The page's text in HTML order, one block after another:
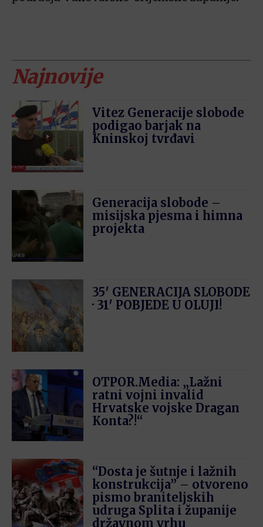
Najnovije
Vitez Generacije slobode
podigao barjak na
Kninskoj tvrđavi
Generacija slobode –
misijska pjesma i himna
projekta
35′ GENERACIJA SLOBODE
· 31′ POBJEDE U OLUJI!
OTPOR.Media: „Lažni
ratni vojni invalid
Hrvatske vojske Dragan
Konta?!“
“Dosta je šutnje i lažnih
konstrukcija” – otvoreno
pismo braniteljskih
udruga Splita i županije
državnom vrhu